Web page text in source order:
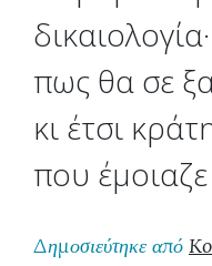
δικαιολογία·
πως θα σε
κι έτσι
που
Δημοσιεύτηκε από